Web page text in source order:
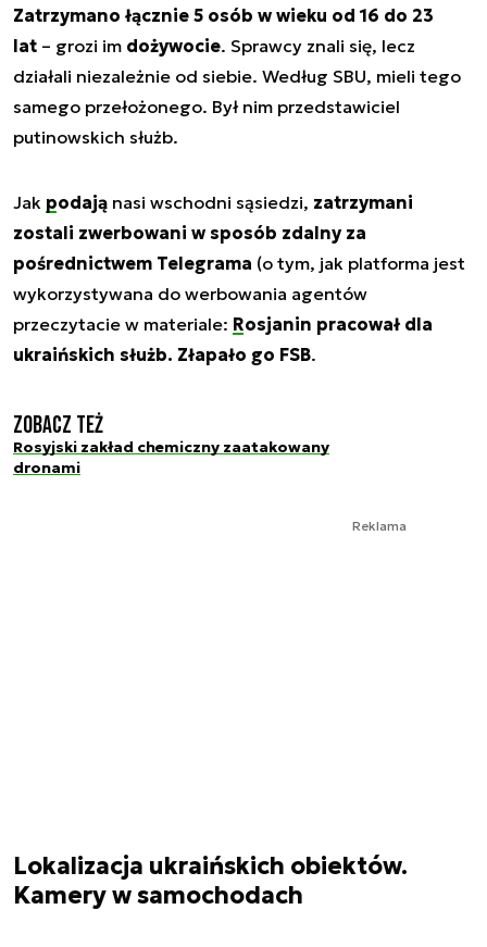
Zatrzymano łącznie 5 osób w wieku od 16 do 23
lat – grozi im dożywocie. Sprawcy znali się, lecz
działali niezależnie od siebie. Według SBU, mieli tego
samego przełożonego. Był nim przedstawiciel
putinowskich służb.
Jak podają nasi wschodni sąsiedzi, zatrzymani
zostali zwerbowani w sposób zdalny za
pośrednictwem Telegrama (o tym, jak platforma jest
wykorzystywana do werbowania agentów
przeczytacie w materiale: Rosjanin pracował dla
ukraińskich służb. Złapało go FSB.
Zobacz też
Rosyjski zakład chemiczny zaatakowany
dronami
Reklama
Lokalizacja ukraińskich obiektów.
Kamery w samochodach